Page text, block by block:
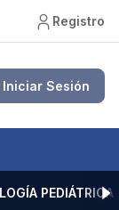
Registro
Iniciar Sesión
PEDIÁTRICA